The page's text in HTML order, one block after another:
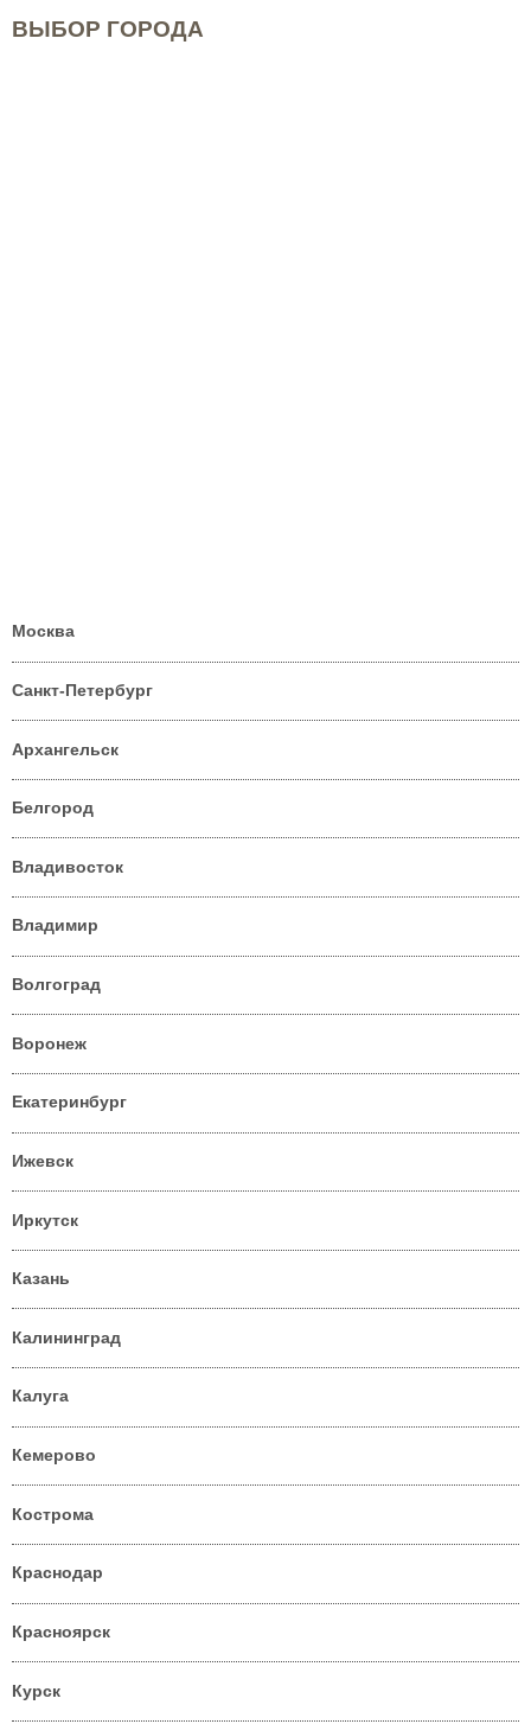
ВЫБОР ГОРОДА
Москва
Санкт-Петербург
Архангельск
Белгород
Владивосток
Владимир
Волгоград
Воронеж
Екатеринбург
Ижевск
Иркутск
Казань
Калининград
Калуга
Кемерово
Кострома
Краснодар
Красноярск
Курск